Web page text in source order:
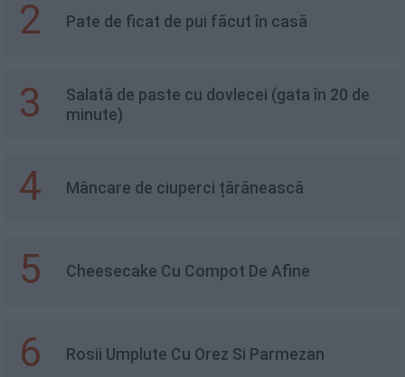
2 Pate de ficat de pui făcut în casă
3
Salată de paste cu dovlecei (gata în 20 de
minute)
4 Mâncare de ciuperci țărănească
5 Cheesecake Cu Compot De Afine
6 Rosii Umplute Cu Orez Si Parmezan